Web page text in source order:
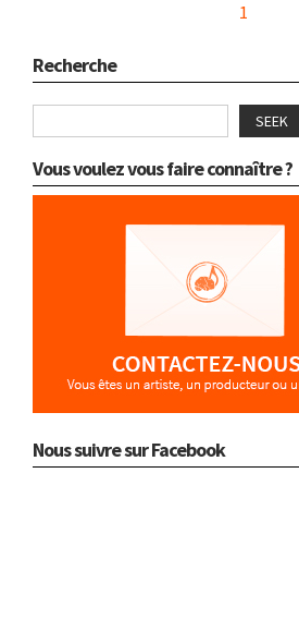
1
Recherche
SEEK
Vous voulez vous faire connaître ?
Nous suivre sur Facebook